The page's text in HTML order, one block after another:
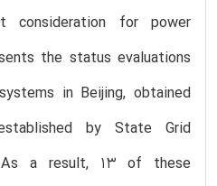
consideration for power
the status evaluations
in Beijing, obtained
by State Grid
As a result, 13 of these